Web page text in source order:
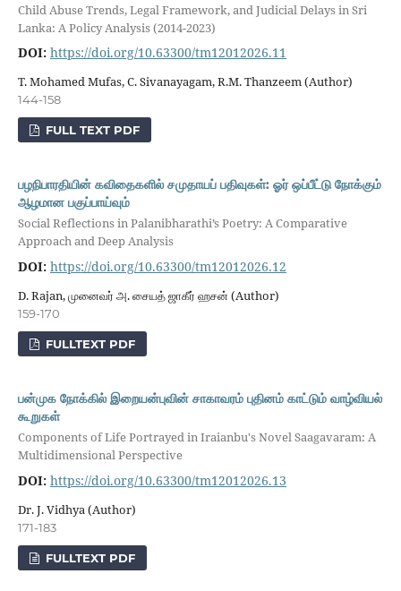
Child Abuse Trends, Legal Framework, and Judicial Delays in Sri
Lanka: A Policy Analysis (2014-2023)
DOI: https://doi.org/10.63300/tm12012026.11
T. Mohamed Mufas, C. Sivanayagam, R.M. Thanzeem (Author)
144-158
FULL TEXT PDF
பழநிபாரதியின் கவிதைகளில் சமுதாயப் பதிவுகள்: ஓர் ஒப்பீட்டு நோக்கும்
ஆழமான பகுப்பாய்வும்
Social Reflections in Palanibharathi’s Poetry: A Comparative
Approach and Deep Analysis
DOI: https://doi.org/10.63300/tm12012026.12
D. Rajan, முனைவர் அ. சையத் ஜாகீர் ஹசன் (Author)
159-170
FULLTEXT PDF
பன்முக நோக்கில் இறையன்புவின் சாகாவரம் புதினம் காட்டும் வாழ்வியல்
கூறுகள்
Components of Life Portrayed in Iraianbu's Novel Saagavaram: A
Multidimensional Perspective
DOI: https://doi.org/10.63300/tm12012026.13
Dr. J. Vidhya (Author)
171-183
FULLTEXT PDF